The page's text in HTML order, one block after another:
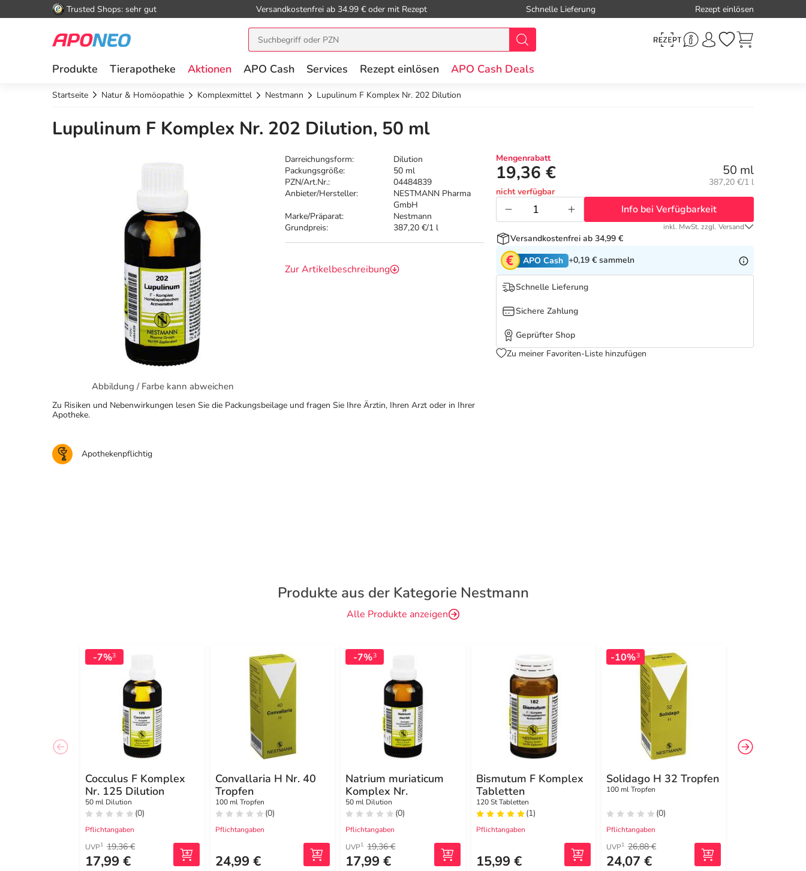
Trusted Shops: sehr gut Versandkostenfrei ab 34.99 € oder mit Rezept Schnelle Lieferung Rezept einlösen
Produkte Tierapotheke Aktionen APO Cash Services Rezept einlösen APO Cash Deals
Startseite Natur & Homöopathie Komplexmittel Nestmann Lupulinum F Komplex Nr. 202 Dilution
Lupulinum F Komplex Nr. 202 Dilution, 50 ml
Abbildung / Farbe kann abweichen
Darreichungsform:
Dilution
Packungsgröße:
50 ml
PZN/Art.Nr.:
04484839
Anbieter/Hersteller:
NESTMANN Pharma
GmbH
Marke/Präparat:
Nestmann
Grundpreis:
387,20 €/1 l
Zur Artikelbeschreibung
Mengenrabatt
19,36 € 50 ml
Grundpreis:
387,20 €/1 l
nicht verfügbar
Info bei Verfügbarkeit
inkl. MwSt. zzgl. Versand
Versandkostenfrei ab 34,99 €
APO Cash +0,19 € sammeln
Schnelle Lieferung
Sichere Zahlung
Geprüfter Shop
Zu meiner Favoriten-Liste hinzufügen
Zu Risiken und Nebenwirkungen lesen Sie die Packungsbeilage und fragen Sie Ihre Ärztin, Ihren Arzt oder in Ihrer
Apotheke.
Apothekenpflichtig
Produkte aus der Kategorie Nestmann
Alle Produkte anzeigen
-7%3
Cocculus F Komplex
Nr. 125 Dilution
50 ml Dilution
(0)
Pflichtangaben
UVP1 19,36 €
17,99 €
Convallaria H Nr. 40
Tropfen
100 ml Tropfen
(0)
Pflichtangaben
24,99 €
-7%3
Natrium muriaticum
Komplex Nr.
50 ml Dilution
(0)
Pflichtangaben
UVP1 19,36 €
17,99 €
Bismutum F Komplex
Tabletten
120 St Tabletten
(1)
Pflichtangaben
15,99 €
-10%3
Solidago H 32 Tropfen
100 ml Tropfen
(0)
Pflichtangaben
UVP1 26,88 €
24,07 €